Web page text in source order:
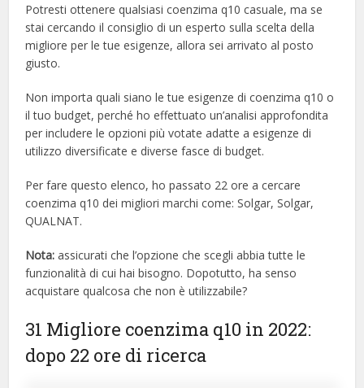
Potresti ottenere qualsiasi coenzima q10 casuale, ma se
stai cercando il consiglio di un esperto sulla scelta della
migliore per le tue esigenze, allora sei arrivato al posto
giusto.
Non importa quali siano le tue esigenze di coenzima q10 o
il tuo budget, perché ho effettuato un’analisi approfondita
per includere le opzioni più votate adatte a esigenze di
utilizzo diversificate e diverse fasce di budget.
Per fare questo elenco, ho passato 22 ore a cercare
coenzima q10 dei migliori marchi come: Solgar, Solgar,
QUALNAT.
Nota: assicurati che l’opzione che scegli abbia tutte le
funzionalità di cui hai bisogno. Dopotutto, ha senso
acquistare qualcosa che non è utilizzabile?
31 Migliore coenzima q10 in 2022:
dopo 22 ore di ricerca